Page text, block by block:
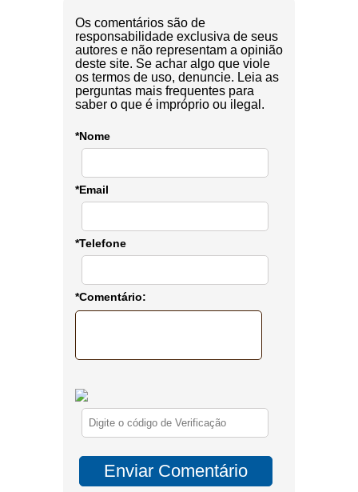
Os comentários são de
responsabilidade exclusiva de seus
autores e não representam a opinião
deste site. Se achar algo que viole
os termos de uso, denuncie. Leia as
perguntas mais frequentes para
saber o que é impróprio ou ilegal.
*Nome
*Email
*Telefone
*Comentário: